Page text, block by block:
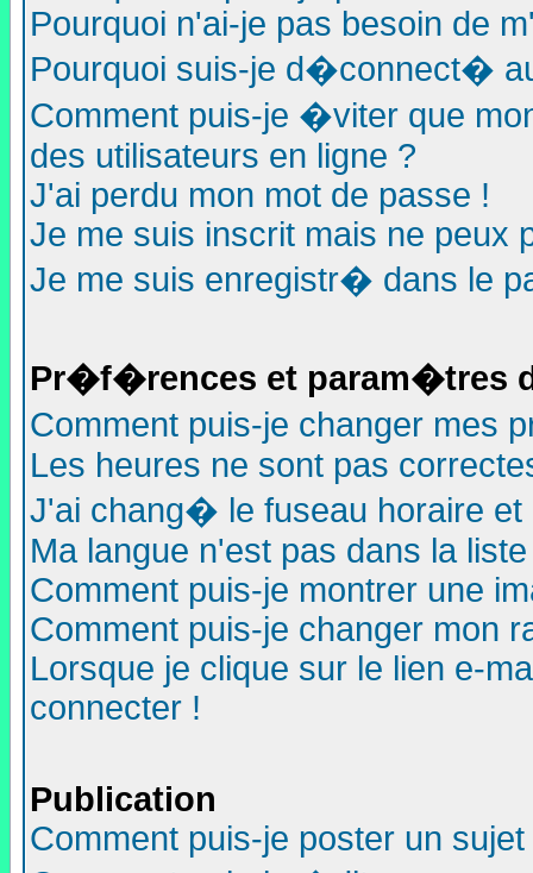
Pourquoi n'ai-je pas besoin de
Pourquoi suis-je d�connect�
Comment puis-je �viter que
des utilisateurs en ligne ?
J'ai perdu mon mot de passe !
Je me suis inscrit mais ne peux
Je me suis enregistr� dans le
Pr�f�rences et param�tres
Comment puis-je changer mes
Les heures ne sont pas
J'ai chang� le fuseau horaire
Ma langue n'est pas dans la
Comment puis-je montrer une
Comment puis-je changer mon
Lorsque je clique sur le lien e-
connecter !
Publication
Comment puis-je poster un